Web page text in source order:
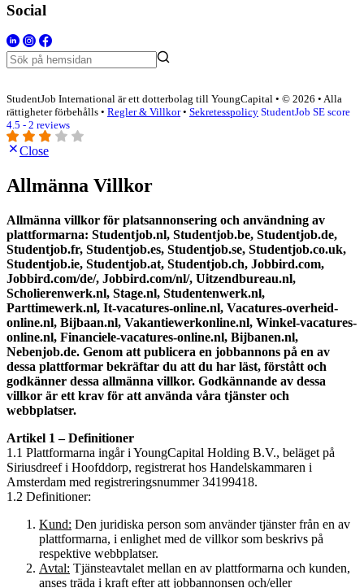
Social
StudentJob International är ett dotterbolag till YoungCapital • © 2026 • Alla
rättigheter förbehålls • Regler & Villkor• Sekretesspolicy StudentJob SE score
4.5 - 2 reviews
Close
Allmänna Villkor
Allmänna villkor för platsannonsering och användning av
plattformarna: Studentjob.nl, Studentjob.be, Studentjob.de,
Studentjob.fr, Studentjob.es, Studentjob.se, Studentjob.co.uk,
Studentjob.ie, Studentjob.at, Studentjob.ch, Jobbird.com,
Jobbird.com/de/, Jobbird.com/nl/, Uitzendbureau.nl,
Scholierenwerk.nl, Stage.nl, Studentenwerk.nl,
Parttimewerk.nl, It-vacatures-online.nl, Vacatures-overheid-
online.nl, Bijbaan.nl, Vakantiewerkonline.nl, Winkel-vacatures-
online.nl, Financiele-vacatures-online.nl, Bijbanen.nl,
Nebenjob.de. Genom att publicera en jobbannons på en av
dessa plattformar bekräftar du att du har läst, förstått och
godkänner dessa allmänna villkor. Godkännande av dessa
villkor är ett krav för att använda våra tjänster och
webbplatser.
Artikel 1 – Definitioner
1.1 Plattformarna ingår i YoungCapital Holding B.V., beläget på
Siriusdreef i Hoofddorp, registrerat hos Handelskammaren i
Amsterdam med registreringsnummer 34199418.
1.2 Definitioner:
Kund: Den juridiska person som använder tjänster från en av
plattformarna, i enlighet med de villkor som beskrivs på
respektive webbplatser.
Avtal: Tjänsteavtalet mellan en av plattformarna och kunden,
anses träda i kraft efter att jobbannonsen och/eller